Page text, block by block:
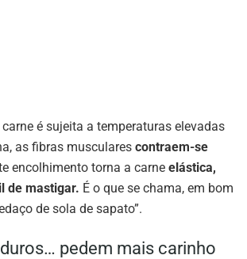
é sujeita a temperaturas elevadas
as fibras musculares contraem-se
encolhimento torna a carne elástica,
de mastigar. É o que se chama, em bom
de sola de sapato”.
pedem mais carinho